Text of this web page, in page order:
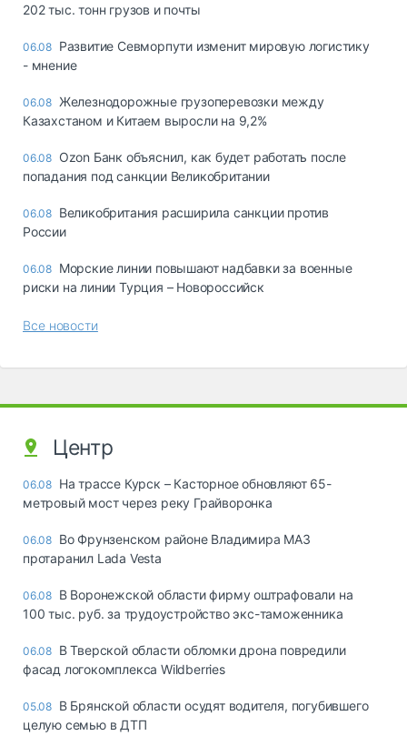
202 тыс. тонн грузов и почты
06.08 Развитие Севморпути изменит мировую логистику
- мнение
06.08 Железнодорожные грузоперевозки между
Казахстаном и Китаем выросли на 9,2%
06.08 Ozon Банк объяснил, как будет работать после
попадания под санкции Великобритании
06.08 Великобритания расширила санкции против
России
06.08 Морские линии повышают надбавки за военные
риски на линии Турция – Новороссийск
Все новости
Центр
06.08 На трассе Курск – Касторное обновляют 65-
метровый мост через реку Грайворонка
06.08 Во Фрунзенском районе Владимира МАЗ
протаранил Lada Vesta
06.08 В Воронежской области фирму оштрафовали на
100 тыс. руб. за трудоустройство экс-таможенника
06.08 В Тверской области обломки дрона повредили
фасад логокомплекса Wildberries
05.08 В Брянской области осудят водителя, погубившего
целую семью в ДТП